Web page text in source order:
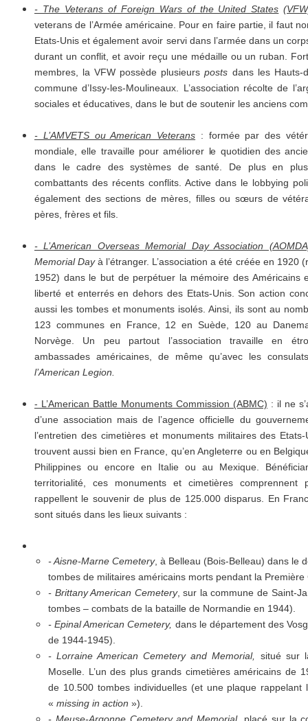
- The Veterans of Foreign Wars of the United States
veterans de l’Armée américaine. Pour en faire partie, il faut
Etats-Unis et également avoir servi dans l’armée dans un
durant un conflit, et avoir reçu une médaille ou un ruban.
membres, la VFW possède plusieursposts dans les Hauts-
commune d’Issy-les-Moulineaux. L’association récolte de
sociales et éducatives, dans le but de soutenir les anciens
- L’AMVETS ou American Veterans : formée par des
mondiale, elle travaille pour améliorer le quotidien des
dans le cadre des systèmes de santé. De plus en
combattants des récents conflits. Active dans le lobbying
également des sections de mères, filles ou sœurs de
pères, frères et fils.
- L’American Overseas Memorial Day Association
Memorial Dayà l’étranger. L’association a été créée en 1920
1952) dans le but de perpétuer la mémoire des Américains
liberté et enterrés en dehors des Etats-Unis. Son action
aussi les tombes et monuments isolés. Ainsi, ils sont au
123 communes en France, 12 en Suède, 120 au
Norvège. Un peu partout l’association travaille en
ambassades américaines, de même qu’avec les
l’American Legion.
- L’American Battle Monuments Commission (ABMC) : il ne
d’une association mais de l’agence officielle du
l’entretien des cimetières et monuments militaires des
trouvent aussi bien en France, qu’en Angleterre ou en
Philippines ou encore en Italie ou au Mexique.
territorialité, ces monuments et cimetières
rappellent le souvenir de plus de 125.000 disparus. En
sont situés dans les lieux suivants :
- Aisne-Marne Cemetery, à Belleau (Bois-Belleau) dans le
tombes de militaires américains morts pendant la
- Brittany American Cemetery, sur la commune de Saint-
tombes – combats de la bataille de Normandie en 1944).
- Epinal American Cemetery, dans le département des
de 1944-1945).
- Lorraine American Cemetery and Memorial, situé sur
Moselle. L’un des plus grands cimetières américains de
de 10.500 tombes individuelles (et une plaque rappelant
« missing in action »).